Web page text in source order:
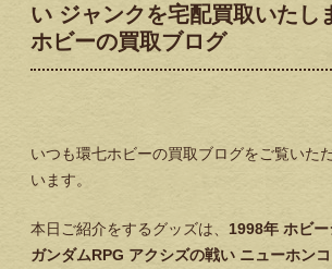
い ジャンクを宅配買取いたし
ホビーの買取ブログ
いつも環七ホビーの買取ブログをご覧いた
います。
本日ご紹介をするグッズは、 1998年 ホビ
ガンダムRPG アクシズの戦い ニューホン